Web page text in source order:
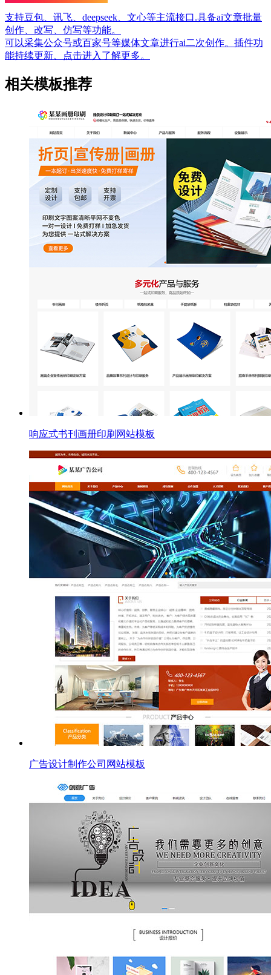
支持豆包、讯飞、deepseek、文心等主流接口.具备ai文章批量
创作、改写、仿写等功能。
可以采集公众号或百家号等媒体文章进行ai二次创作。插件功
能持续更新、点击进入了解更多。
相关模板推荐
响应式书刊画册印刷网站模板
广告设计制作公司网站模板